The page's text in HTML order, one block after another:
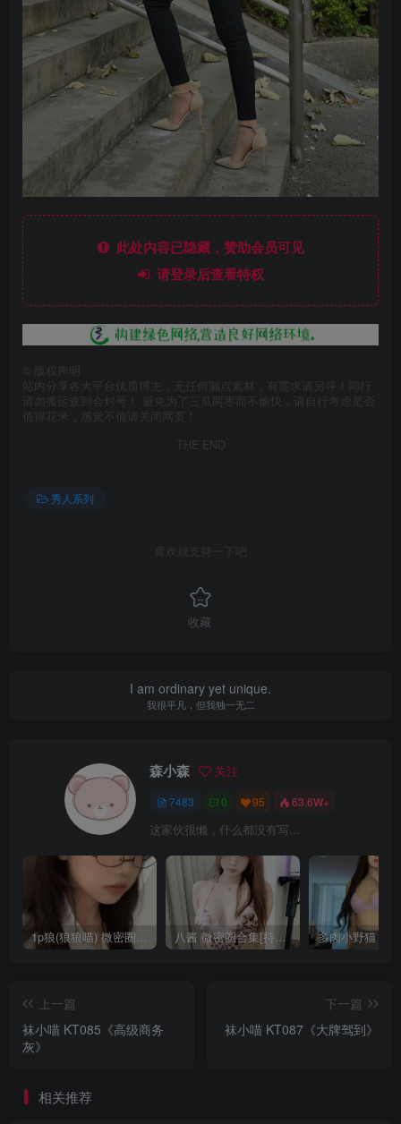
此处内容已隐藏，赞助会员可见
请登录后查看特权
版权声明
站内分享各大平台优质博主，无任何漏点素材，有需求请另寻！同行
请勿搬运查到会封号！ 避免为了三瓜两枣而不愉快，请自行考虑是否
值得花米，感觉不值请关闭网页！
THE END
秀人系列
喜欢就支持一下吧
收藏
I am ordinary yet unique.
我很平凡，但我独一无二
森小森 关注
7483 0 95 63.6W+
这家伙很懒，什么都没有写...
1p狼(狼狼喵) 微密圈/岛遇合集[持续更新2025.08.20] 八酱 微密圈合集[持续更新]
上一篇
袜小喵 KT085《高级商务
灰》
下一篇
袜小喵 KT087《大牌驾到》
相关推荐